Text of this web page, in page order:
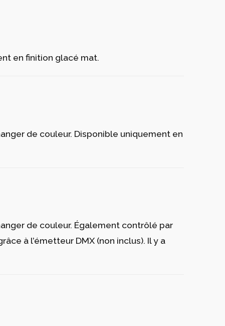
en finition glacé mat.
de couleur. Disponible uniquement en
de couleur. Également contrôlé par
à l’émetteur DMX (non inclus). Il y a